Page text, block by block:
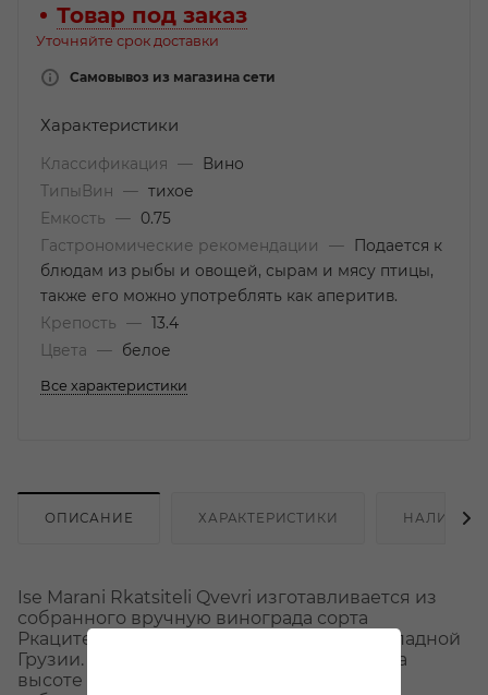
Товар под заказ
Уточняйте срок доставки
Самовывоз из магазина сети
Характеристики
Классификация —
Вино
ТипыВин
— тихое
Емкость
—
0.75
Гастрономические рекомендации
—
Подается к
блюдам из рыбы и овощей, сырам и мясу птицы,
также его можно употреблять как аперитив.
Крепость
— 13.4
Цвета
— белое
Все характеристики
ОПИСАНИЕ ХАРАКТЕРИСТИКИ НАЛИЧИЕ
Ise Marani Rkatsiteli Qvevri изготавливается из
собранного вручную винограда сорта
Ркацители. Виноград выращивается в Западной
Грузии. Лозы здесь растут в предгорьях на
высоте 160 м, в условиях практически